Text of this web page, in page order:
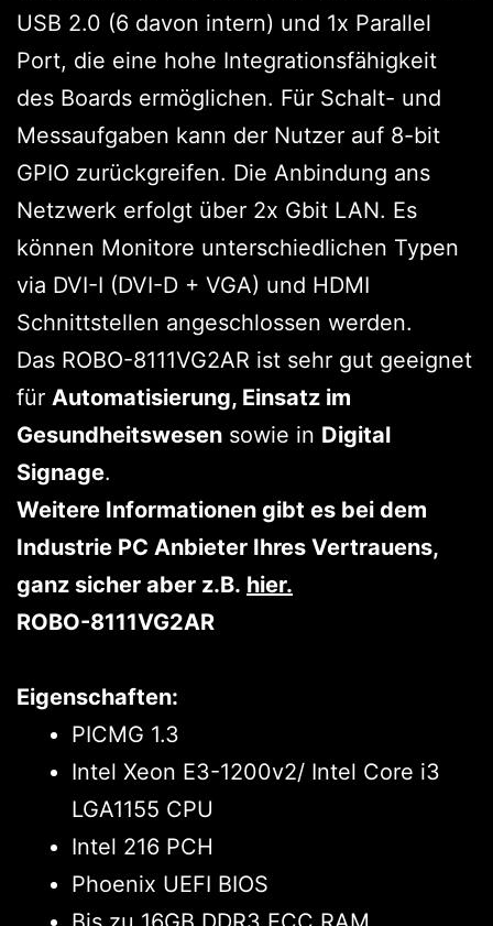
USB 2.0 (6 davon intern) und 1x Parallel
Port, die eine hohe Integrationsfähigkeit
des Boards ermöglichen. Für Schalt- und
Messaufgaben kann der Nutzer auf 8-bit
GPIO zurückgreifen. Die Anbindung ans
Netzwerk erfolgt über 2x Gbit LAN. Es
können Monitore unterschiedlichen Typen
via DVI-I (DVI-D + VGA) und HDMI
Schnittstellen angeschlossen werden.
Das ROBO-8111VG2AR ist sehr gut geeignet
für Automatisierung, Einsatz im
Gesundheitswesen sowie in Digital
Signage.
Weitere Informationen gibt es bei dem
Industrie PC Anbieter Ihres Vertrauens,
ganz sicher aber z.B. hier.
ROBO-8111VG2AR
Eigenschaften:
PICMG 1.3
Intel Xeon E3-1200v2/ Intel Core i3
LGA1155 CPU
Intel 216 PCH
Phoenix UEFI BIOS